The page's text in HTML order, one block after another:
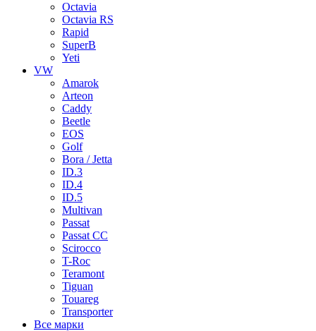
Octavia
Octavia RS
Rapid
SuperB
Yeti
VW
Amarok
Arteon
Caddy
Beetle
EOS
Golf
Bora / Jetta
ID.3
ID.4
ID.5
Multivan
Passat
Passat CC
Scirocco
T-Roc
Teramont
Tiguan
Touareg
Transporter
Все марки